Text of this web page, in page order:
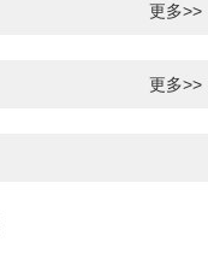
更多>>
更多>>